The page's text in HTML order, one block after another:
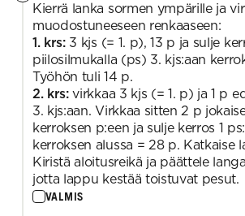
Kierrä lanka sormen ympärille ja
muodostuneeseen renkaaseen:
1. krs:3 kjs (= 1. p), 13 p ja sulje
piilosilmukalla (ps) 3. kjs:aan
Työhön tuli 14 p.
2. krs:virkkaa 3 kjs (= 1. p) ja 1 p
3. kjs:aan. Virkkaa sitten 2 p
kerroksen p:een ja sulje kerros 1
kerroksen alussa = 28 p. Katkaise
Kiristä aloitusreikä ja päättele
jotta lappu kestää toistuvat pesut.
VALMIS